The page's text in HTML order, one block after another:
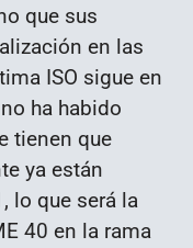
que sus
en las
ISO sigue en
ha habido
tienen que
ya están
lo que será la
40 en la rama